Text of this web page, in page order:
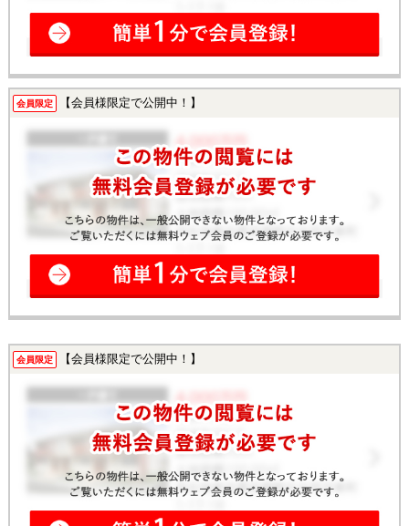
会員限定 【会員様限定で公開中！】
会員限定 【会員様限定で公開中！】